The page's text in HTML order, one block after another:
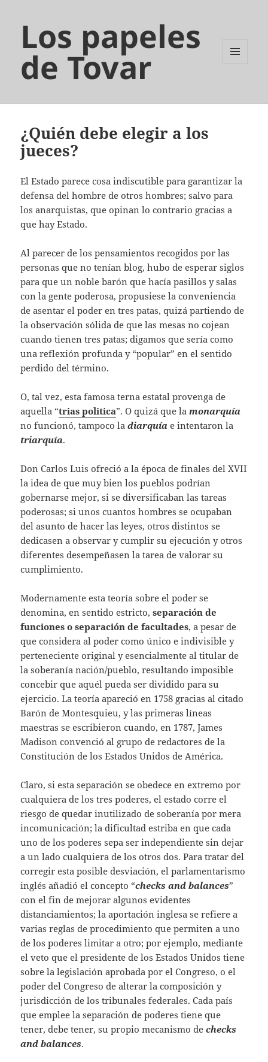
Los papeles
de Tovar
¿Quién debe elegir a los
jueces?
El Estado parece cosa indiscutible para garantizar la
defensa del hombre de otros hombres; salvo para
los anarquistas, que opinan lo contrario gracias a
que hay Estado.
Al parecer de los pensamientos recogidos por las
personas que no tenían blog, hubo de esperar siglos
para que un noble barón que hacía pasillos y salas
con la gente poderosa, propusiese la conveniencia
de asentar el poder en tres patas, quizá partiendo de
la observación sólida de que las mesas no cojean
cuando tienen tres patas; digamos que sería como
una reflexión profunda y “popular” en el sentido
perdido del término.
O, tal vez, esta famosa terna estatal provenga de
aquella “trias politica”. O quizá que lamonarquía
no funcionó, tampoco ladiarquía e intentaron la
triarquía.
Don Carlos Luis ofreció a la época de finales del XVII
la idea de que muy bien los pueblos podrían
gobernarse mejor, si se diversificaban las tareas
poderosas; si unos cuantos hombres se ocupaban
del asunto de hacer las leyes, otros distintos se
dedicasen a observar y cumplir su ejecución y otros
diferentes desempeñasen la tarea de valorar su
cumplimiento.
Modernamente esta teoría sobre el poder se
denomina, en sentido estricto,separación de
funciones o separación de facultades, a pesar de
que considera al poder como único e indivisible y
perteneciente original y esencialmente al titular de
la soberanía nación/pueblo, resultando imposible
concebir que aquél pueda ser dividido para su
ejercicio. La teoría apareció en 1758 gracias al citado
Barón de Montesquieu, y las primeras líneas
maestras se escribieron cuando, en 1787, James
Madison convenció al grupo de redactores de la
Constitución de los Estados Unidos de América.
Claro, si esta separación se obedece en extremo por
cualquiera de los tres poderes, el estado corre el
riesgo de quedar inutilizado de soberanía por mera
incomunicación; la dificultad estriba en que cada
uno de los poderes sepa ser independiente sin dejar
a un lado cualquiera de los otros dos. Para tratar del
corregir esta posible desviación, el parlamentarismo
inglés añadió el concepto “checks and balances”
con el fin de mejorar algunos evidentes
distanciamientos; la aportación inglesa se refiere a
varias reglas de procedimiento que permiten a uno
de los poderes limitar a otro; por ejemplo, mediante
el veto que el presidente de los Estados Unidos tiene
sobre la legislación aprobada por el Congreso, o el
poder del Congreso de alterar la composición y
jurisdicción de los tribunales federales. Cada país
que emplee la separación de poderes tiene que
tener, debe tener, su propio mecanismo dechecks
and balances.